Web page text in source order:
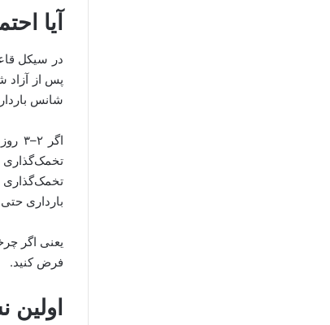
آیا
شانس بارداری در بازه حدود ۵
تخمک‌گذاری
بارداری
فرض کنید.
اولین